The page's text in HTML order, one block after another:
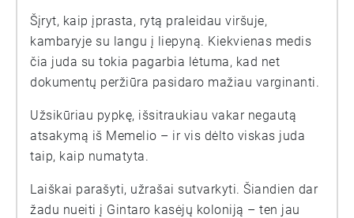
Šįryt, kaip įprasta, rytą praleidau viršuje,
kambaryje su langu į liepyną. Kiekvienas medis
čia juda su tokia pagarbia lėtuma, kad net
dokumentų peržiūra pasidaro mažiau varginanti.
Užsikūriau pypkę, išsitraukiau vakar negautą
atsakymą iš Memelio – ir vis dėlto viskas juda
taip, kaip numatyta.
Laiškai parašyti, užrašai sutvarkyti. Šiandien dar
žadu nueiti į Gintaro kasėjų koloniją – ten jau